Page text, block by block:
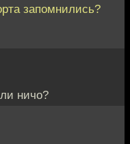
запомнились?
ничо?